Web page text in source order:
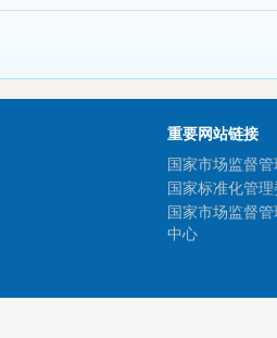
重要网站链接
国家市场监督
国家标准化管
国家市场监督
中心